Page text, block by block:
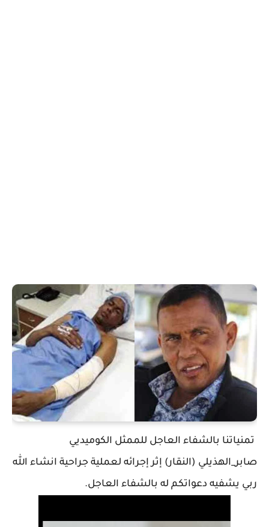
تمنياتنا بالشفاء العاجل للممثل الكوميديي
صابر_الهذيلي (النقار) إثر إجرائه لعملية جراحية انشاء الله
ربي يشفيه دعواتكم له بالشفاء العاجل.